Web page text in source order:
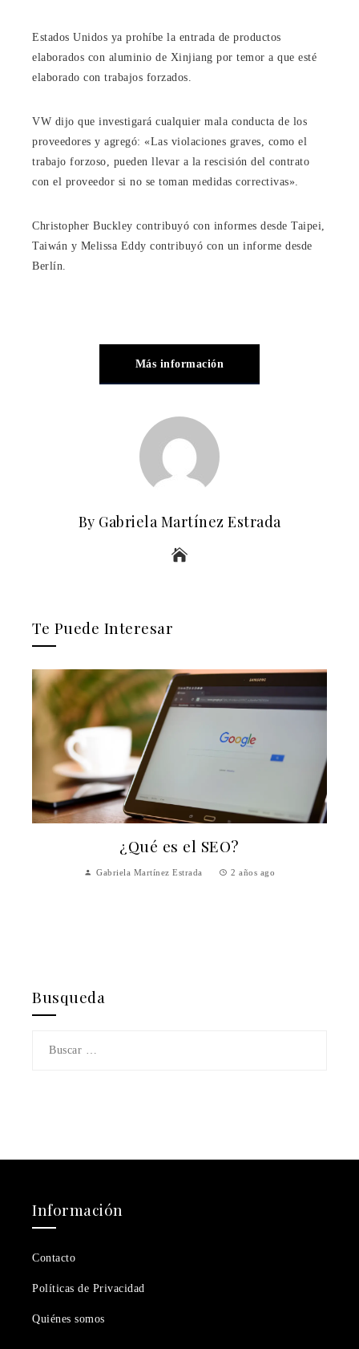
Estados Unidos ya prohíbe la entrada de productos
elaborados con aluminio de Xinjiang por temor a que esté
elaborado con trabajos forzados.
VW dijo que investigará cualquier mala conducta de los
proveedores y agregó: «Las violaciones graves, como el
trabajo forzoso, pueden llevar a la rescisión del contrato
con el proveedor si no se toman medidas correctivas».
Christopher Buckley contribuyó con informes desde Taipei,
Taiwán y Melissa Eddy contribuyó con un informe desde
Berlín.
Más información
By Gabriela Martínez Estrada
Te Puede Interesar
Mijaín López y Omara Durand, los
mejores deportistas de América
y el Caribe en 2024
Gabriela Martínez Estrada
Busqueda
Información
Contacto
Políticas de Privacidad
Quiénes somos